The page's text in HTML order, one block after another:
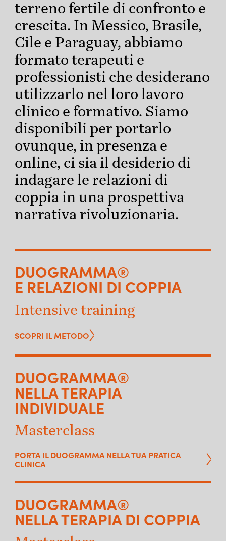
terreno fertile di confronto e
crescita. In Messico, Brasile,
Cile e Paraguay, abbiamo
formato terapeuti e
professionisti che desiderano
utilizzarlo nel loro lavoro
clinico e formativo. Siamo
disponibili per portarlo
ovunque, in presenza e
online, ci sia il desiderio di
indagare le relazioni di
coppia in una prospettiva
narrativa rivoluzionaria.
DUOGRAMMA®
E RELAZIONI DI COPPIA
Intensive training
SCOPRI IL METODO
DUOGRAMMA®
NELLA TERAPIA
INDIVIDUALE
Masterclass
PORTA IL DUOGRAMMA NELLA TUA PRATICA
CLINICA
DUOGRAMMA®
NELLA TERAPIA DI COPPIA